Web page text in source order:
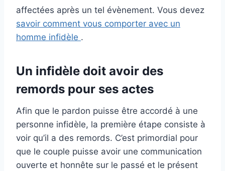
affectées après un tel évènement. Vous devez
savoir comment vous comporter avec un
homme infidèle .
Un infidèle doit avoir des
remords pour ses actes
Afin que le pardon puisse être accordé à une
personne infidèle, la première étape consiste à
voir qu’il a des remords. C’est primordial pour
que le couple puisse avoir une communication
ouverte et honnête sur le passé et le présent